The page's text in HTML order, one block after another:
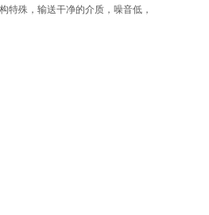
特殊，输送干净的介质，噪音低，